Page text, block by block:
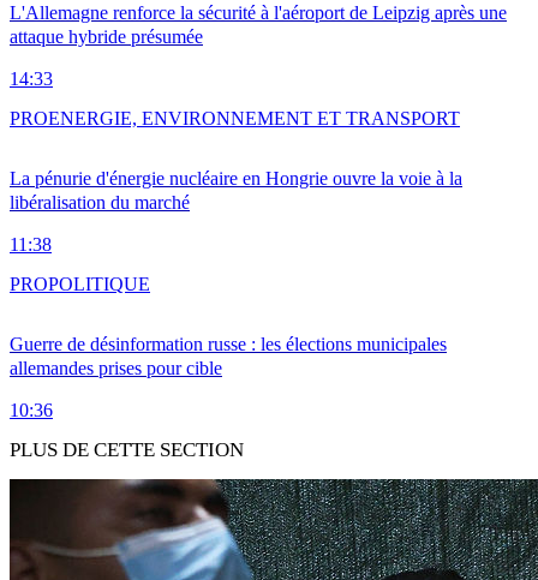
L'Allemagne renforce la sécurité à l'aéroport de Leipzig après une
attaque hybride présumée
14:33
La pénurie d'énergie nucléaire en Hongrie ouvre la voie à la
libéralisation du marché
11:38
PROENERGIE, ENVIRONNEMENT ET TRANSPORT
Guerre de désinformation russe : les élections municipales
allemandes prises pour cible
10:36
PROPOLITIQUE
PLUS DE CETTE SECTION